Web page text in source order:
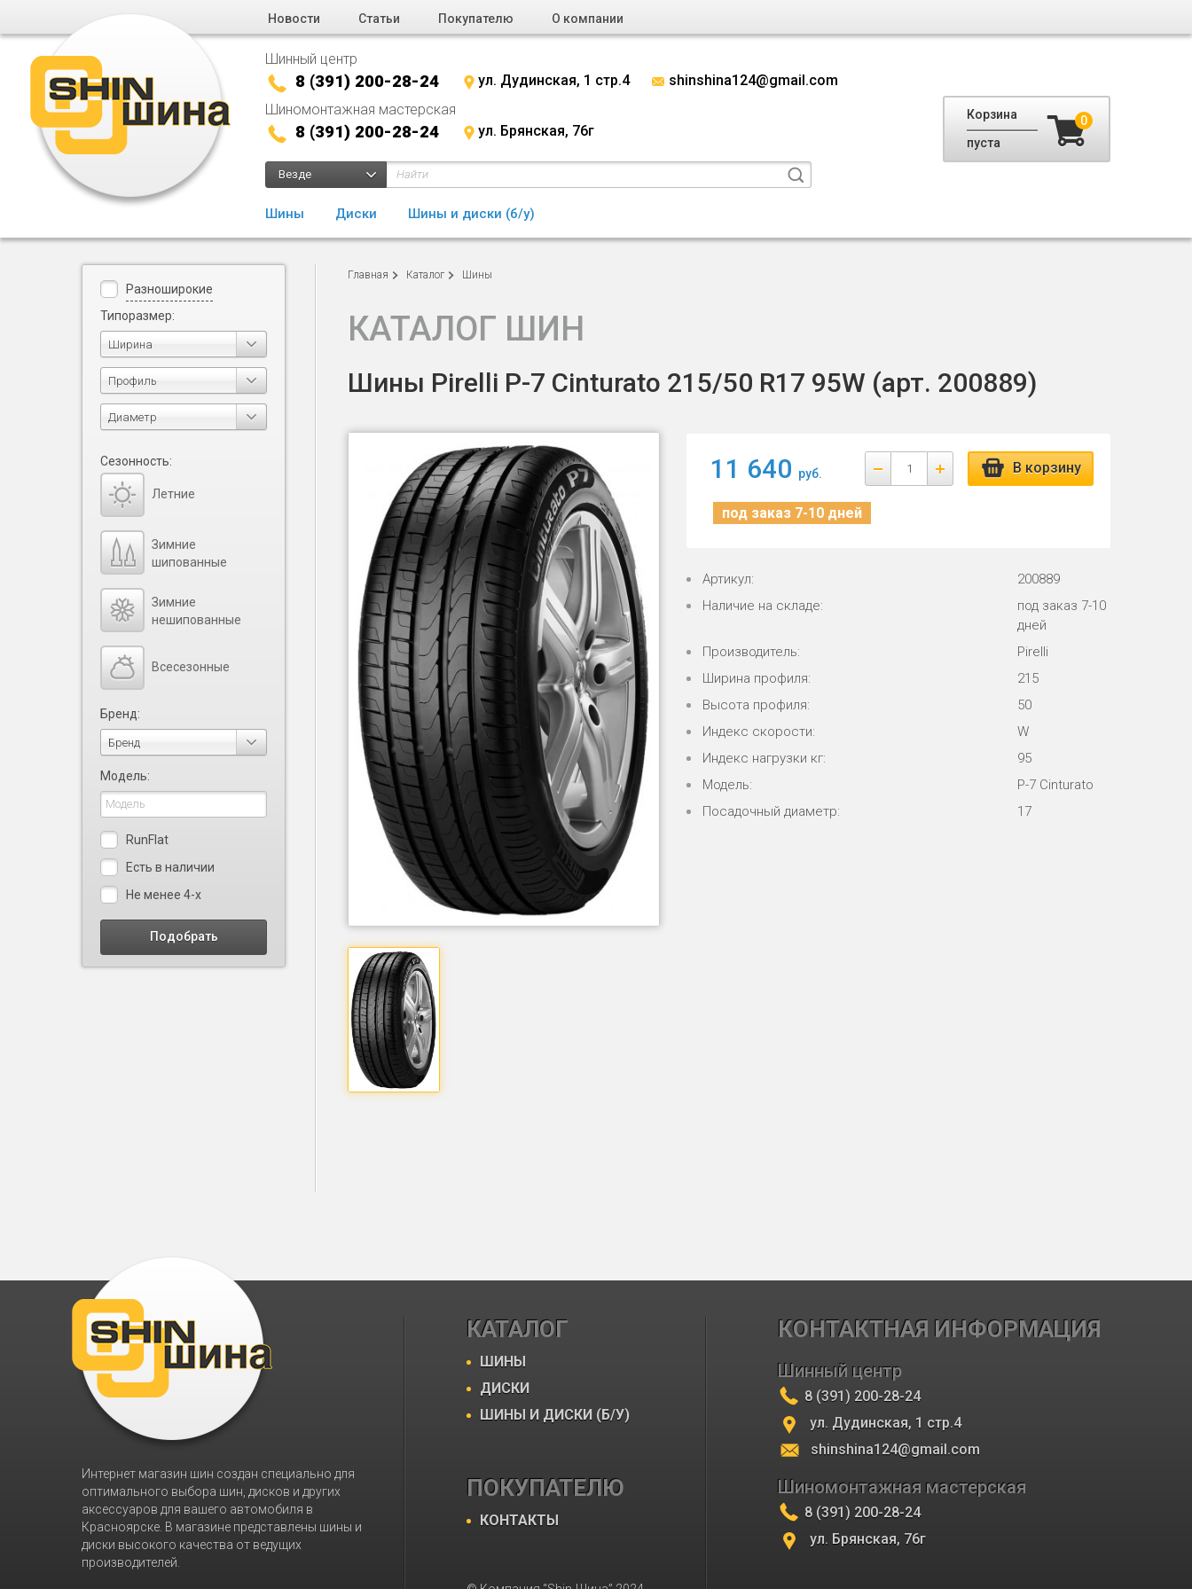
Новости Статьи Покупателю О компании
Шинный центр
8 (391) 200-28-24 ул. Дудинская, 1 стр.4
shinshina124@gmail.com
Шиномонтажная мастерская
8 (391) 200-28-24 ул. Брянская, 76г
Везде
Шины Диски Шины и диски (б/у)
Корзина
пуста
0
Главная Каталог Шины
КАТАЛОГ ШИН
Шины Pirelli P-7 Cinturato 215/50 R17 95W (арт. 200889)
11 640 руб. В корзину
под заказ 7-10 дней
Артикул:
200889
Наличие на складе:
под заказ 7-10
дней
Производитель:
Pirelli
Ширина профиля:
215
Высота профиля:
50
Индекс скорости:
W
Индекс нагрузки кг:
95
Модель:
P-7 Cinturato
Посадочный диаметр:
17
Разноширокие
Типоразмер:
Ширина
Профиль
Диаметр
Сезонность:
Летние
Зимние
шипованные
Зимние
нешипованные
Всесезонные
Бренд:
Бренд
Модель:
RunFlat
Есть в наличии
Не менее 4-х
Интернет магазин шин создан специально для
оптимального выбора шин, дисков и других
аксессуаров для вашего автомобиля в
Красноярске. В магазине представлены шины и
диски высокого качества от ведущих
производителей.
КАТАЛОГ
ШИНЫ
ДИСКИ
ШИНЫ И ДИСКИ (Б/У)
ПОКУПАТЕЛЮ
КОНТАКТЫ
КОНТАКТНАЯ ИНФОРМАЦИЯ
Шинный центр
8 (391) 200-28-24
ул. Дудинская, 1 стр.4
shinshina124@gmail.com
Шиномонтажная мастерская
8 (391) 200-28-24
ул. Брянская, 76г